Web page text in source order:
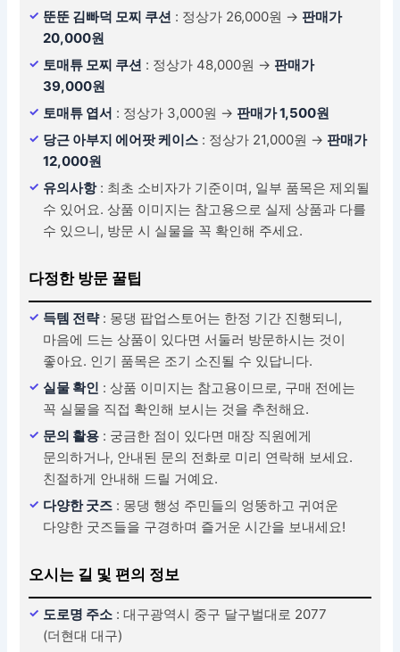
뚠뚠 김빠덕 모찌 쿠션 : 정상가 26,000원 → 판매가
20,000원
토매튜 모찌 쿠션 : 정상가 48,000원 → 판매가
39,000원
토매튜 엽서 : 정상가 3,000원 → 판매가 1,500원
당근 아부지 에어팟 케이스 : 정상가 21,000원 → 판매가
12,000원
유의사항 : 최초 소비자가 기준이며, 일부 품목은 제외될
수 있어요. 상품 이미지는 참고용으로 실제 상품과 다를
수 있으니, 방문 시 실물을 꼭 확인해 주세요.
다정한 방문 꿀팁
득템 전략 : 몽댕 팝업스토어는 한정 기간 진행되니,
마음에 드는 상품이 있다면 서둘러 방문하시는 것이
좋아요. 인기 품목은 조기 소진될 수 있답니다.
실물 확인 : 상품 이미지는 참고용이므로, 구매 전에는
꼭 실물을 직접 확인해 보시는 것을 추천해요.
문의 활용 : 궁금한 점이 있다면 매장 직원에게
문의하거나, 안내된 문의 전화로 미리 연락해 보세요.
친절하게 안내해 드릴 거예요.
다양한 굿즈 : 몽댕 행성 주민들의 엉뚱하고 귀여운
다양한 굿즈들을 구경하며 즐거운 시간을 보내세요!
오시는 길 및 편의 정보
도로명 주소 : 대구광역시 중구 달구벌대로 2077
(더현대 대구)